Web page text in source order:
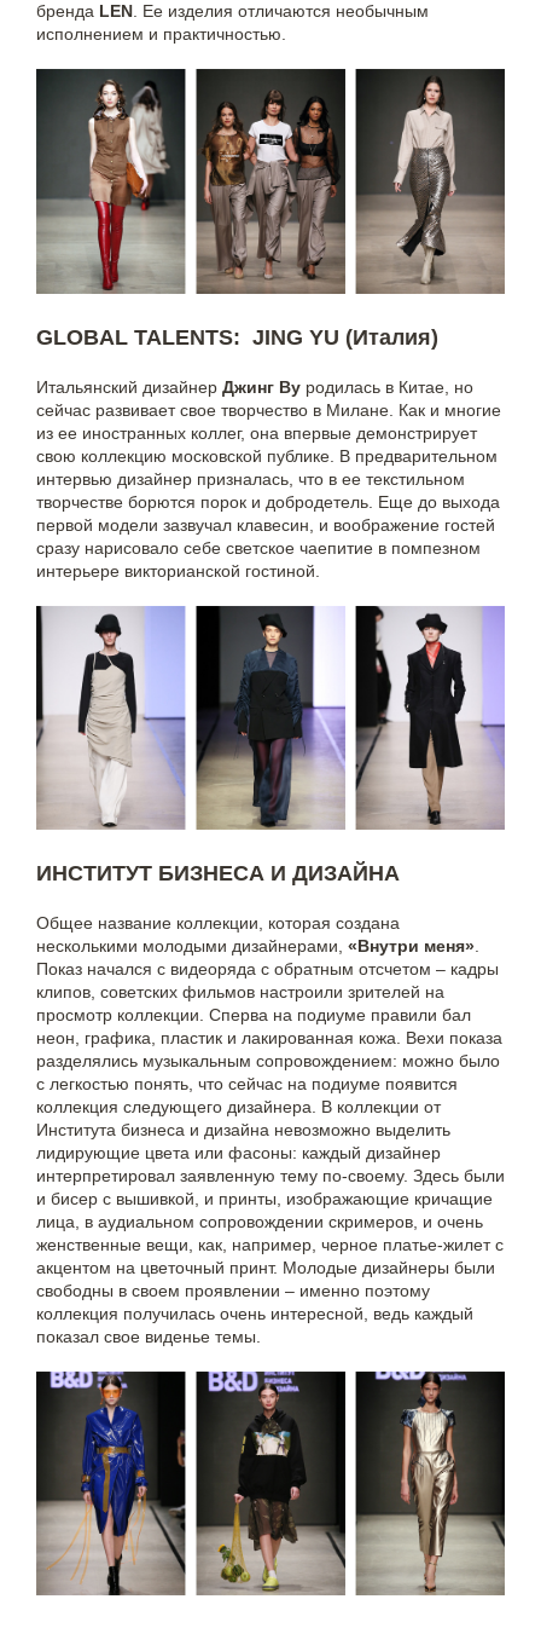
бренда LEN. Ее изделия отличаются необычным
исполнением и практичностью.
GLOBAL TALENTS: JING YU (Италия)
Итальянский дизайнер Джинг Ву родилась в Китае, но
сейчас развивает свое творчество в Милане. Как и многие
из ее иностранных коллег, она впервые демонстрирует
свою коллекцию московской публике. В предварительном
интервью дизайнер призналась, что в ее текстильном
творчестве борются порок и добродетель. Еще до выхода
первой модели зазвучал клавесин, и воображение гостей
сразу нарисовало себе светское чаепитие в помпезном
интерьере викторианской гостиной.
ИНСТИТУТ БИЗНЕСА И ДИЗАЙНА
Общее название коллекции, которая создана
несколькими молодыми дизайнерами, «Внутри меня»
Показ начался с видеоряда с обратным отсчетом – кадры
клипов, советских фильмов настроили зрителей на
просмотр коллекции. Сперва на подиуме правили бал
неон, графика, пластик и лакированная кожа. Вехи показа
разделялись музыкальным сопровождением: можно было
с легкостью понять, что сейчас на подиуме появится
коллекция следующего дизайнера. В коллекции от
Института бизнеса и дизайна невозможно выделить
лидирующие цвета или фасоны: каждый дизайнер
интерпретировал заявленную тему по-своему. Здесь были
и бисер с вышивкой, и принты, изображающие кричащие
лица, в аудиальном сопровождении скримеров, и очень
женственные вещи, как, например, черное платье-жилет с
акцентом на цветочный принт. Молодые дизайнеры были
свободны в своем проявлении – именно поэтому
коллекция получилась очень интересной, ведь каждый
показал свое виденье темы.